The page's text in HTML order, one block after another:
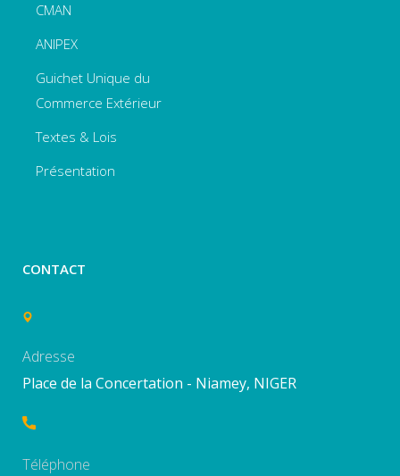
CMAN
ANIPEX
Guichet Unique du
Commerce Extérieur
Textes & Lois
Présentation
CONTACT
Adresse
Place de la Concertation - Niamey, NIGER
Téléphone